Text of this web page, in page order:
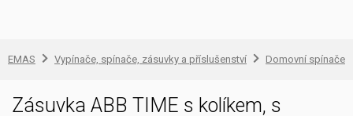
EMAS Vypínače, spínače, zásuvky a příslušenství Domovní spínače
Zásuvka ABB TIME s kolíkem, s